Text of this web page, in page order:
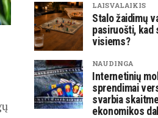
LAISVALAIKIS
Stalo žaidimų
pasiruošti, kad
visiems?
NAUDINGA
Internetinių
sprendimai
svarbia
ekonomikos